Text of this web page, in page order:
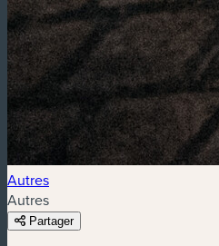
Autres
Autres
Partager